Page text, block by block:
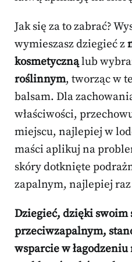
Jak się za to zabrać?
wymieszasz dziegieć z
kosmetycznąlub
roślinnym, tworząc w
balsam. Dla
właściwości,
miejscu, najlepiej w
maści aplikuj na
skóry dotknięte
zapalnym, najlepiej
Dziegieć, dzięki swoim
przeciwzapalnym,
wsparcie w